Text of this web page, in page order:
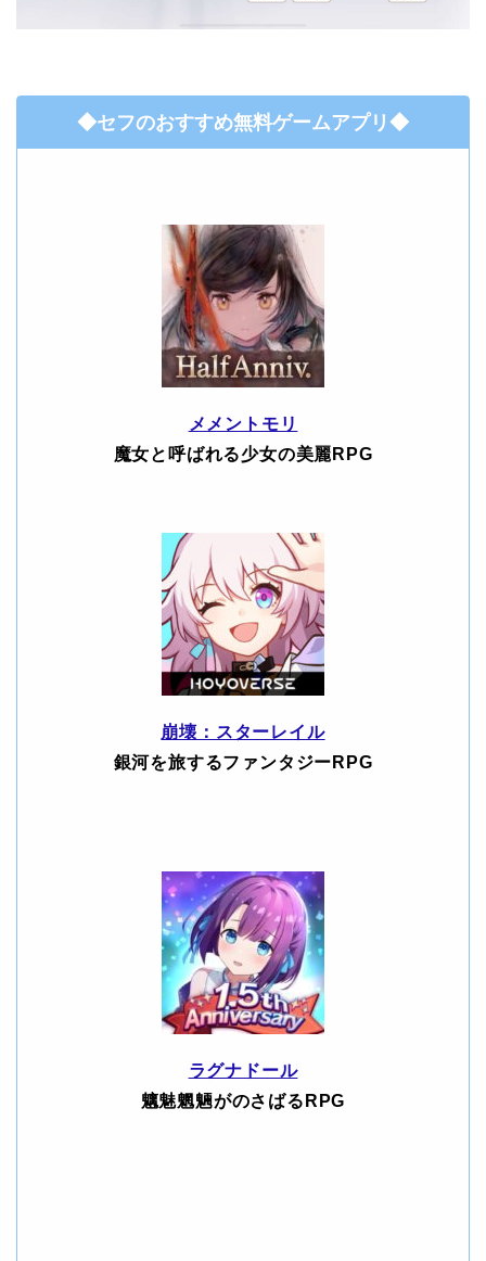
◆セフのおすすめ無料ゲームアプリ◆
メメントモリ
魔女と呼ばれる少女の美麗RPG
崩壊：スターレイル
銀河を旅するファンタジーRPG
ラグナドール
魑魅魍魎がのさばるRPG